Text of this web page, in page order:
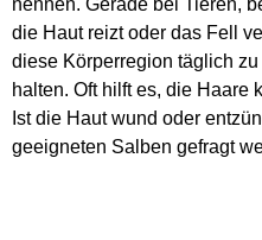
die Haut reizt oder das Fell
diese Körperregion täglich
halten. Oft hilft es, die Haare
Ist die Haut wund oder
geeigneten Salben gefragt